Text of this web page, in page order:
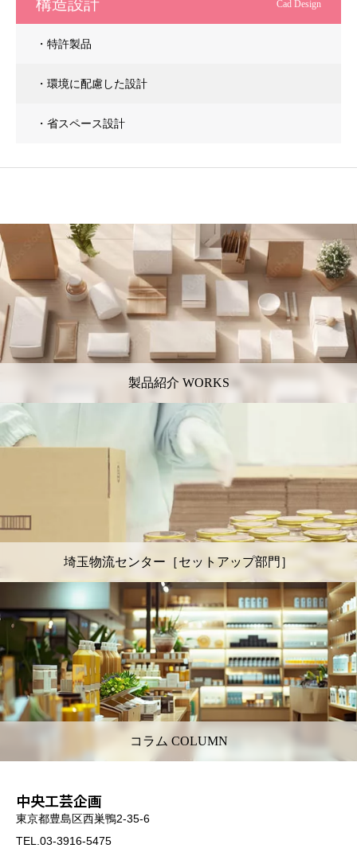
構造設計 Cad Design
・特許製品
・環境に配慮した設計
・省スペース設計
製品紹介 WORKS
埼玉物流センター［セットアップ部門］
コラム COLUMN
中央工芸企画
東京都豊島区西巣鴨2-35-6
TEL.03-3916-5475